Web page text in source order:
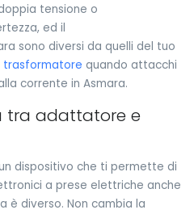
tensione o
ed il
sono diversi da quelli del tuo
trasformatore quando attacchi
corrente in Asmara.
tra adattatore e
dispositivo che ti permette di
a prese elettriche anche
è diverso. Non cambia la